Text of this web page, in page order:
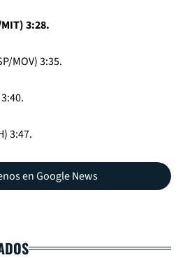
3:28.
MOV) 3:35.
3:47.
en Google News